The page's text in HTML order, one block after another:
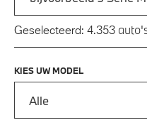
Typ een automodel in en
Geselecteerd: 4.353
KIES UW MODEL